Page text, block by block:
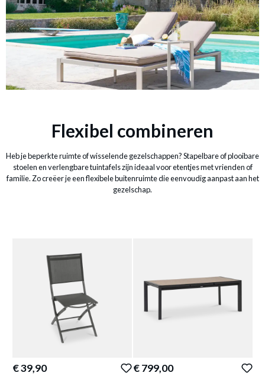
Flexibel combineren
Heb je beperkte ruimte of wisselende gezelschappen? Stapelbare of plooibare
stoelen en verlengbare tuintafels zijn ideaal voor etentjes met vrienden of
familie. Zo creëer je een flexibele buitenruimte die eenvoudig aanpast aan het
gezelschap.
€ 39,90 € 799,00